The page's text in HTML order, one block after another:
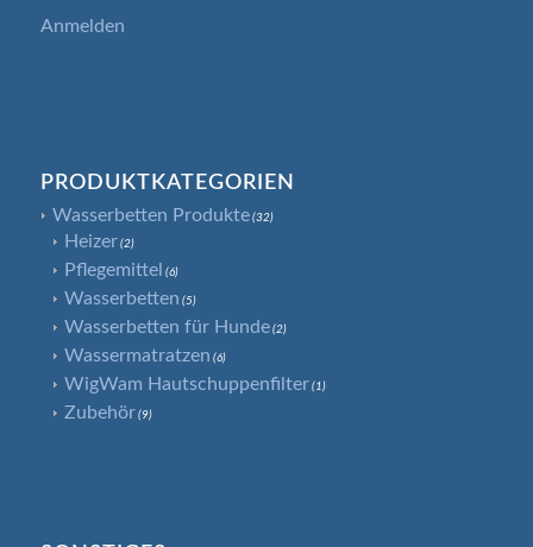
Anmelden
PRODUKTKATEGORIEN
Wasserbetten Produkte (32)
Heizer (2)
Pflegemittel (6)
Wasserbetten (5)
Wasserbetten für Hunde (2)
Wassermatratzen (6)
WigWam Hautschuppenfilter (1)
Zubehör (9)